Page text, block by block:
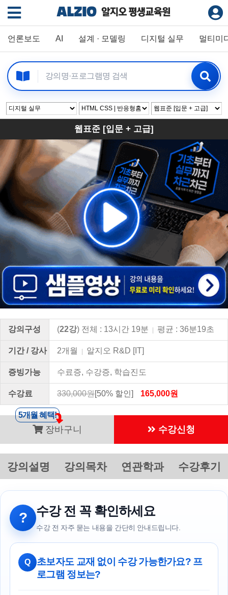
언론보도 AI 설계 · 모델링 디지털 실무 멀티미
웹표준 [입문 + 고급]
강의구성 (22강) 전체 : 13시간 19분 | 평균 : 36분19초
기간 / 강사 2개월 | 알지오 R&D [IT]
증빙가능 수료증, 수강증, 학습진도
수강료 330,000원[50% 할인] 165,000원
장바구니 수강신청
5개월 혜택!
강의설명 강의목차 연관학과 수강후기
? 수강 전 꼭 확인하세요
수강 전 자주 묻는 내용을 간단히 안내드립니다.
Q
초보자도 교재 없이 수강 가능한가요? 프
로그램 정보는?